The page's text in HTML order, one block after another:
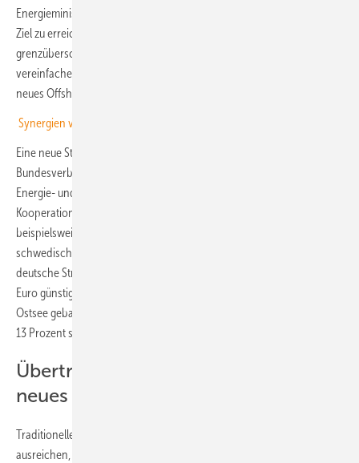
Energieministern verabschiedeten „Hamburger Erklärung“. Um dieses
Ziel zu erreichen, wollen die beteiligten Staaten die
grenzüberschreitende Planung erleichtern, Genehmigungsprozesse
vereinfachen und beschleunigen sowie die Finanzierung über ein
neues Offshore Financing Framework stärken.
Synergien vor der Küste senken Ausbaukosten
Eine neue Studie des Fraunhofer IWES im Auftrag des
Bundesverbands Windenergie Offshore und des Bundesverbands der
Energie- und Wasserwirtschaft zeigt, wie solche internationale
Kooperationen zu Kostensenkungen beitragen können. Würden
beispielsweise Offshore-Windparks in der dänischen und
schwedischen Ausschließlichen Wirtschaftszone direkt an das
deutsche Stromnetz angeschlossen, käme dies mehrere Milliarden
Euro günstiger, als wenn ausschließlich in der deutschen Nord- und
Ostsee gebaut würde. Gleichzeitig könnten die Stromerträge um bis zu
13 Prozent steigen.
Übertragungsnetzbetreiber schlagen
neues Finanzierungsmodell vor
Traditionelle Finanzierungsinstrumente würden indes nicht
ausreichen, um solche internationalen Investitionen zu sichern, hieß